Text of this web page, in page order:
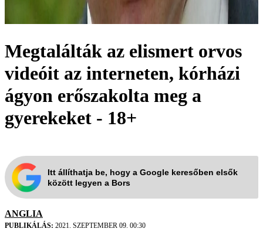
Megtalálták az elismert orvos
videóit az interneten, kórházi
ágyon erőszakolta meg a
gyerekeket - 18+
Itt állíthatja be, hogy a Google keresőben elsők
között legyen a Bors
ANGLIA
PUBLIKÁLÁS: 2021. SZEPTEMBER 09. 00:30